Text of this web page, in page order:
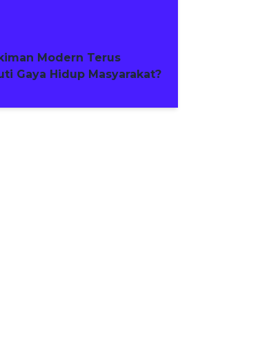
Modern Terus
Gaya Hidup Masyarakat?